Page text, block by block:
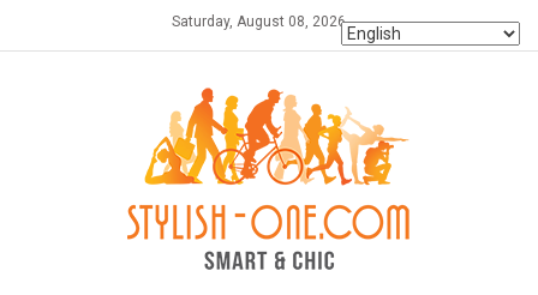
Saturday, August 08, 2026